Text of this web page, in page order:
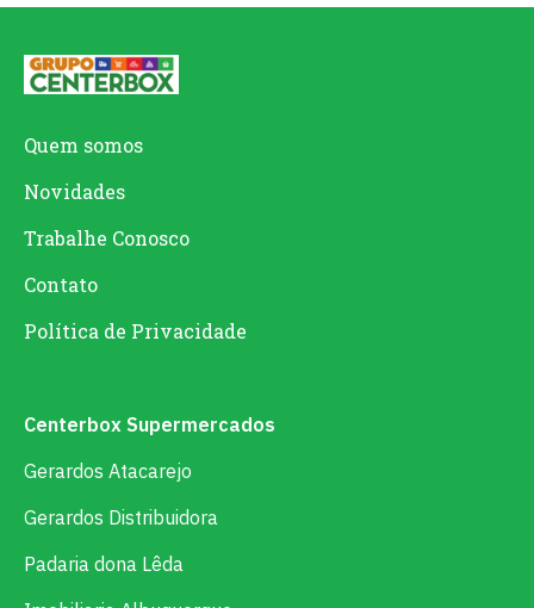
Quem somos
Novidades
Trabalhe Conosco
Contato
Política de Privacidade
Centerbox Supermercados
Gerardos Atacarejo
Gerardos Distribuidora
Padaria dona Lêda